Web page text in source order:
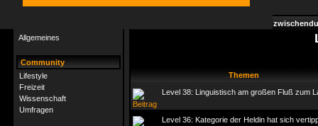
Allgemeines
Community
Lifestyle
Freizeit
Wissenschaft
Umfragen
Specials - Für
Themen
Level 38: Linguistisch am großen Fluß zum
Level 36: Kategorie der Heldin hat sich